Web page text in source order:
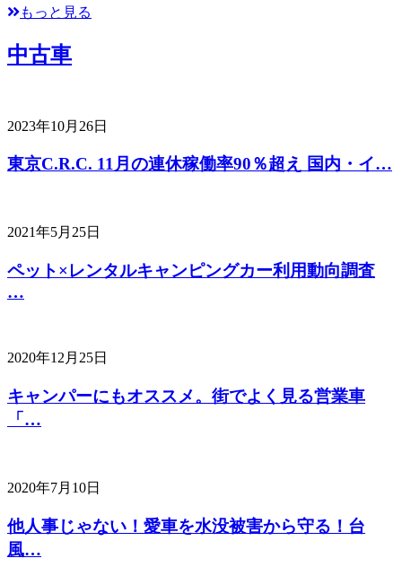
もっと見る
中古車
2023年10月26日
東京C.R.C. 11月の連休稼働率90％超え 国内・イ…
2021年5月25日
ペット×レンタルキャンピングカー利用動向調査
…
2020年12月25日
キャンパーにもオススメ。街でよく見る営業車
「…
2020年7月10日
他人事じゃない！愛車を水没被害から守る！台
風…